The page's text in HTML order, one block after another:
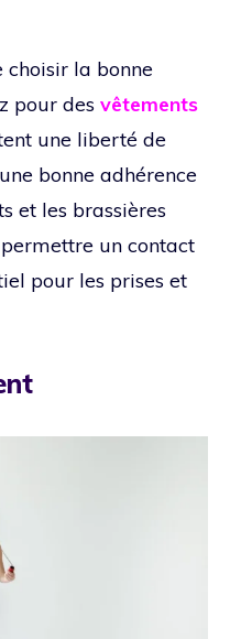
la bonne
pour des vêtements
une liberté de
bonne adhérence
et les brassières
un contact
pour les prises et